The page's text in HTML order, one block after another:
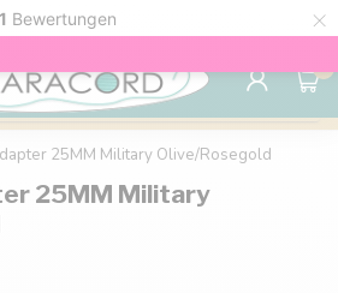
Bewertungen ×
Hause ab 150 €
0
25MM Military Olive/Rosegold
25MM Military